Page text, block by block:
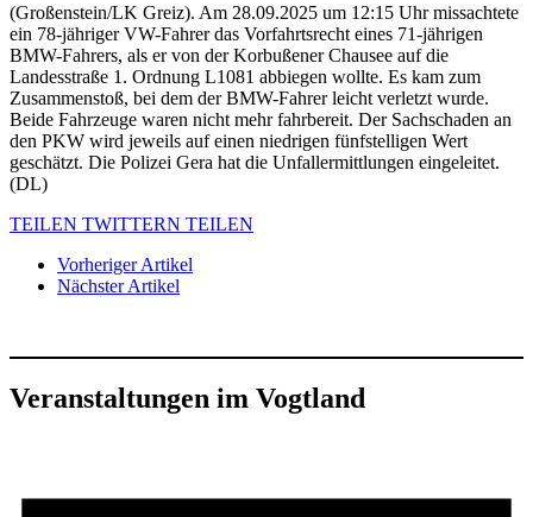
(Großenstein/LK Greiz). Am 28.09.2025 um 12:15 Uhr missachtete
ein 78-jähriger VW-Fahrer das Vorfahrtsrecht eines 71-jährigen
BMW-Fahrers, als er von der Korbußener Chausee auf die
Landesstraße 1. Ordnung L1081 abbiegen wollte. Es kam zum
Zusammenstoß, bei dem der BMW-Fahrer leicht verletzt wurde.
Beide Fahrzeuge waren nicht mehr fahrbereit. Der Sachschaden an
den PKW wird jeweils auf einen niedrigen fünfstelligen Wert
geschätzt. Die Polizei Gera hat die Unfallermittlungen eingeleitet.
(DL)
TEILEN TWITTERN TEILEN
Vorheriger Artikel
Nächster Artikel
Veranstaltungen im Vogtland